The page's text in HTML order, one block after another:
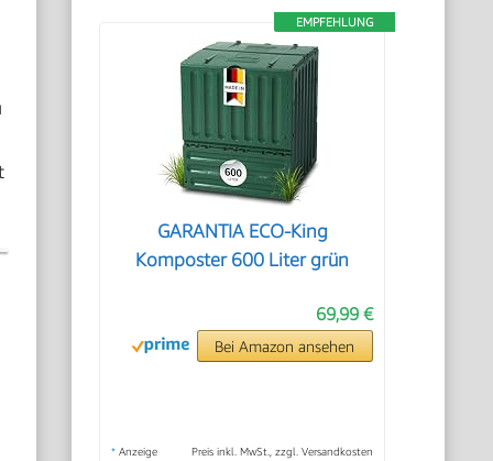
EMPFEHLUNG
GARANTIA ECO-King
Komposter 600 Liter grün
69,99 €
Bei Amazon ansehen
* Anzeige Preis inkl. MwSt., zzgl. Versandkosten